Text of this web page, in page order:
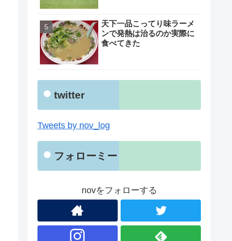
天下一品こってり味ラーメ
ンで発熱は治るのか実際に
食べてきた
twitter
Tweets by nov_log
フォローミー
novをフォローする